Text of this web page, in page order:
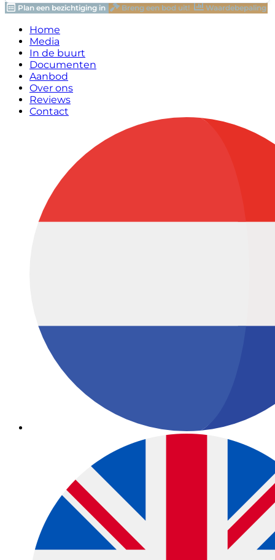
Plan een bezichtiging in
Breng een bod uit! Waardebepaling
Home
Media
In de buurt
Documenten
Aanbod
Over ons
Reviews
Contact